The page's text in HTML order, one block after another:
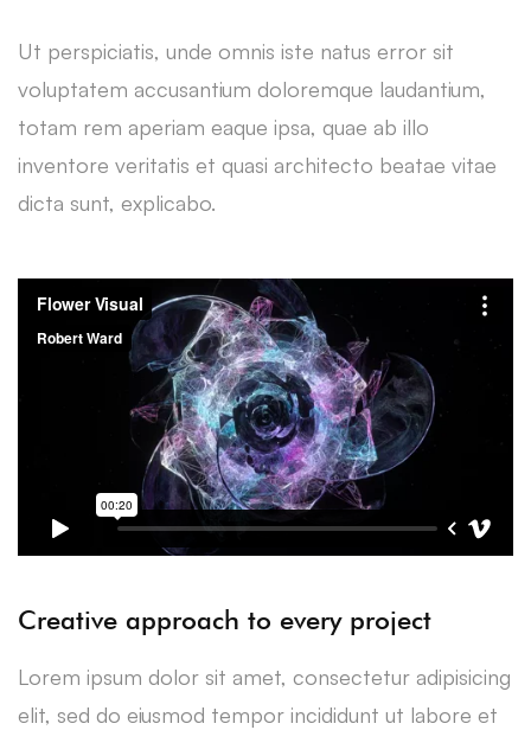
Ut perspiciatis, unde omnis iste natus error sit
voluptatem accusantium doloremque laudantium,
totam rem aperiam eaque ipsa, quae ab illo
inventore veritatis et quasi architecto beatae vitae
dicta sunt, explicabo.
Creative approach to every project
Lorem ipsum dolor sit amet, consectetur adipisicing
elit, sed do eiusmod tempor incididunt ut labore et